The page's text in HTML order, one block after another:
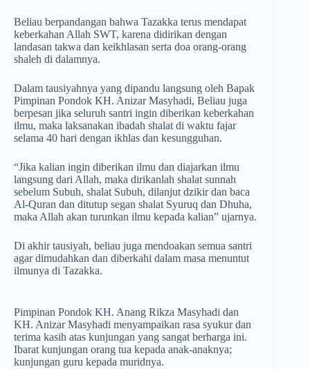
Beliau berpandangan bahwa Tazakka terus mendapat
keberkahan Allah SWT, karena didirikan dengan
landasan takwa dan keikhlasan serta doa orang-orang
shaleh di dalamnya.
Dalam tausiyahnya yang dipandu langsung oleh Bapak
Pimpinan Pondok KH. Anizar Masyhadi, Beliau juga
berpesan jika seluruh santri ingin diberikan keberkahan
ilmu, maka laksanakan ibadah shalat di waktu fajar
selama 40 hari dengan ikhlas dan kesungguhan.
“Jika kalian ingin diberikan ilmu dan diajarkan ilmu
langsung dari Allah, maka dirikanlah shalat sunnah
sebelum Subuh, shalat Subuh, dilanjut dzikir dan baca
Al-Quran dan ditutup segan shalat Syuruq dan Dhuha,
maka Allah akan turunkan ilmu kepada kalian” ujarnya.
Di akhir tausiyah, beliau juga mendoakan semua santri
agar dimudahkan dan diberkahi dalam masa menuntut
ilmunya di Tazakka.
Pimpinan Pondok KH. Anang Rikza Masyhadi dan
KH. Anizar Masyhadi menyampaikan rasa syukur dan
terima kasih atas kunjungan yang sangat berharga ini.
Ibarat kunjungan orang tua kepada anak-anaknya;
kunjungan guru kepada muridnya.